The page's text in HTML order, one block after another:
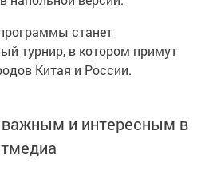
станет
турнир, в котором примут
Китая и России.
и интересным в